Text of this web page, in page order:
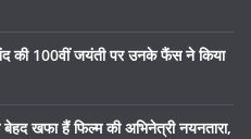
की 100वीं जयंती पर उनके फैंस ने किया
खफा हैं फिल्म की अभिनेत्री नयनतारा,